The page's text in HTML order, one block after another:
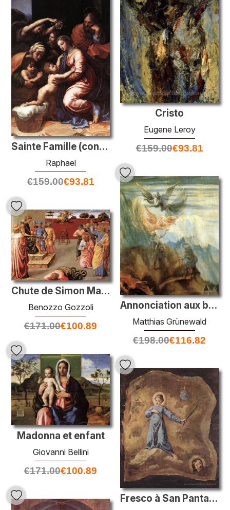
Cristo
Eugene Leroy
€159.00€93.81
Sainte Famille (connue sous le nom de Grande Famille de François
Raphael
€159.00€93.81
Annonciation aux bergers (détail de l'annonciation du retable d'
Matthias Grünewald
€198.00€116.82
Chute de Simon Magus
Benozzo Gozzoli
€171.00€100.89
Madonna et enfant
Giovanni Bellini
€171.00€100.89
Fresco à San Pantalon à Venise, scène: Holy Martyr, fragment